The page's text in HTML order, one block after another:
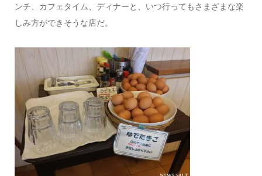
ンチ、カフェタイム、ディナーと、いつ行ってもさまざまな楽
しみ方ができそうな店だ。